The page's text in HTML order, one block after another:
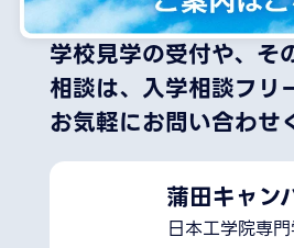
学校見学の受付や、そ
相談は、 入学相談フリ
お気軽にお問い合わせ
蒲田キャン
日本工学院専